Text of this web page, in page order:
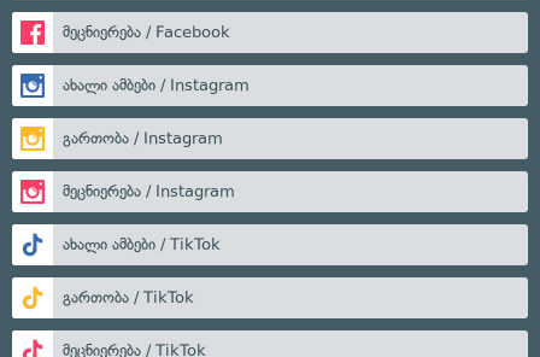
მეცნიერება / Facebook
ახალი ამბები / Instagram
გართობა / Instagram
მეცნიერება / Instagram
ახალი ამბები / TikTok
გართობა / TikTok
მეცნიერება / TikTok